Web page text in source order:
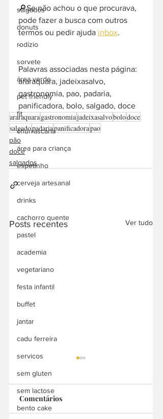
salgados
donuts
rodízio
sorvete
área verde
pet friendly
fit
churrascaria
área para criança
espetinho
cerveja artesanal
drinks
cachorro quente
pastel
academia
vegetariano
festa infantil
buffet
jantar
cadu ferreira
servicos
sem gluten
sem lactose
bento cake
🔎Se não achou o que procurava,
pode fazer a busca com outros
termos ou pedir ajuda inbox.
-
Palavras associadas nesta página:
araraquara, jadeixasalvo,
gastronomia, pao, padaria,
panificadora, bolo, salgado, doce
araraquaragastronomiajadeixasalvobolodoce
salgadopadariapanificadorapao
pão
doce
salgados
Posts recentes Ver tudo
Comentários